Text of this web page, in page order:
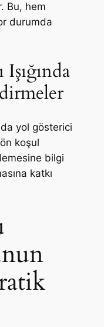
Bu, hem
durumda
yol gösterici
koşul
bilgi
katkı